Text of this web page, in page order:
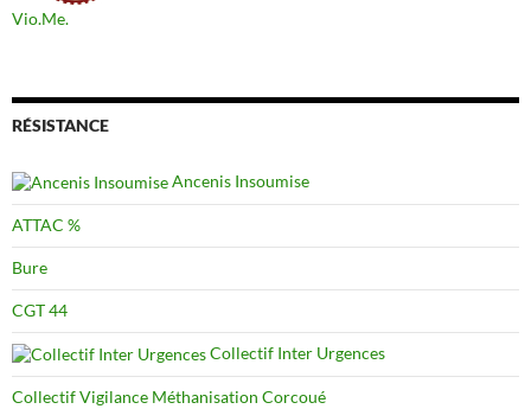
Vio.Me.
RÉSISTANCE
Ancenis Insoumise
ATTAC %
Bure
CGT 44
Collectif Inter Urgences
Collectif Vigilance Méthanisation Corcoué